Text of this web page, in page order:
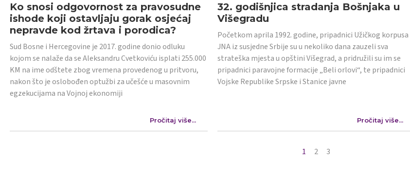
Ko snosi odgovornost za pravosudne
ishode koji ostavljaju gorak osjećaj
nepravde kod žrtava i porodica?
Sud Bosne i Hercegovine je 2017. godine donio odluku
kojom se nalaže da se Aleksandru Cvetkoviću isplati 255.000
KM na ime odštete zbog vremena provedenog u pritvoru,
nakon što je oslobođen optužbi za učešće u masovnim
egzekucijama na Vojnoj ekonomiji
Pročitaj više...
32. godišnjica stradanja Bošnjaka u
Višegradu
Početkom aprila 1992. godine, pripadnici Užičkog korpusa
JNA iz susjedne Srbije su u nekoliko dana zauzeli sva
strateška mjesta u opštini Višegrad, a pridružili su im se
pripadnici paravojne formacije „Beli orlovi“, te pripadnici
Vojske Republike Srpske i Stanice javne
Pročitaj više...
1 2 3